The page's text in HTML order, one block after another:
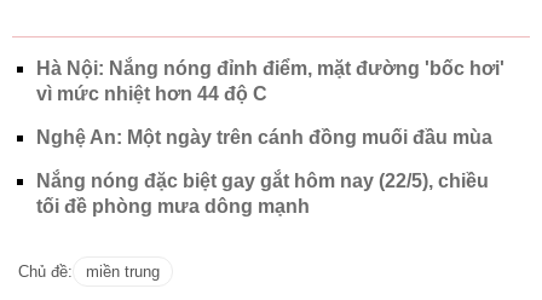
Hà Nội: Nắng nóng đỉnh điểm, mặt đường 'bốc hơi'
vì mức nhiệt hơn 44 độ C
Nghệ An: Một ngày trên cánh đồng muối đầu mùa
Nắng nóng đặc biệt gay gắt hôm nay (22/5), chiều
tối đề phòng mưa dông mạnh
Chủ đề: miền trung